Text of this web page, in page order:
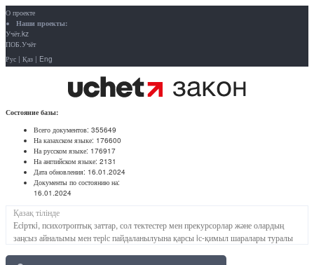
О проекте
Наши проекты:
Учёт.kz
ПОБ.Учёт
Рус | Қаз | Eng
Состояние базы:
Всего документов: 355649
На казахском языке: 176600
На русском языке: 176917
На английском языке: 2131
Дата обновления: 16.01.2024
Документы по состоянию на:
16.01.2024
Қазақ тілінде
Есiрткi, психотроптық заттар, сол тектестер мен прекурсорлар және олардың
заңсыз айналымы мен терiс пайдаланылуына қарсы iс-қимыл шаралары туралы